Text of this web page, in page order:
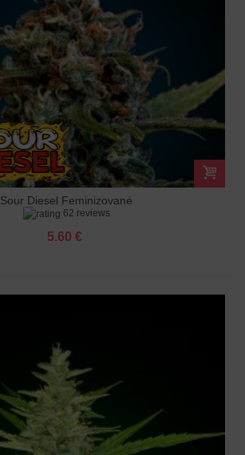
Sour Diesel Feminizované
62 reviews
5.60 €